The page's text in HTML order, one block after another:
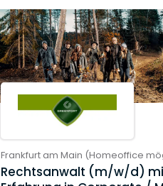
Frankfurt am Main (Homeoffice
Rechtsanwalt (m/w/d)